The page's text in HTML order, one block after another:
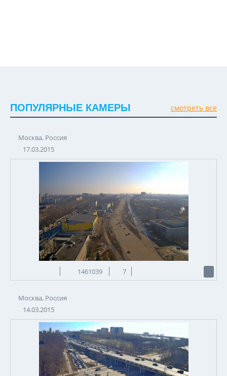
ПОПУЛЯРНЫЕ КАМЕРЫ смотреть все
Москва, Россия
17.03.2015
1461039 7
Москва, Россия
14.03.2015